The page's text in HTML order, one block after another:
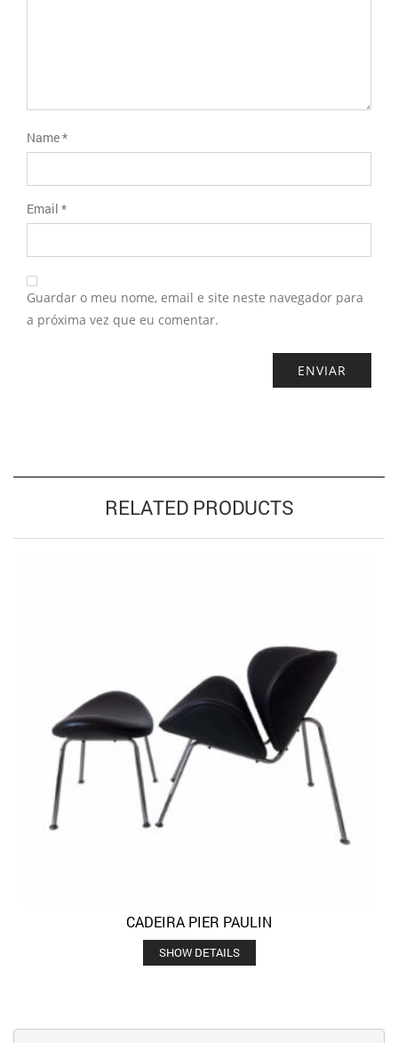
Name*
Email *
Guardar o meu nome, email e site neste navegador para
a próxima vez que eu comentar.
RELATED PRODUCTS
CADEIRA PIER PAULIN
SHOW DETAILS